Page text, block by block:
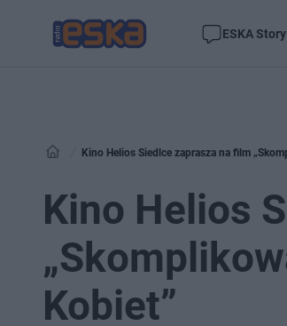
ESKA Story
Kino Helios Siedlce zaprasza na film
Kino Helios
Kobiet”